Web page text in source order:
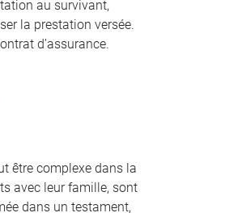
au survivant,
la prestation versée.
d’assurance.
être complexe dans la
avec leur famille, sont
dans un testament,